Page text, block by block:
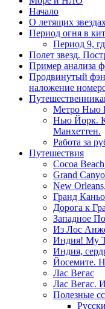
Начало
О летящих
Период огня в
Период 9,
Полет звезд.
Пример анализа
Продвинутый
наложение
Метро Нью
Нью Йорк.
Манхеттен.
Работа за
Путешествия
Cocoa
Grand
New
Гранд
Дорога к
Западное
Из Лос
Индия! My
Индия,
Йосемите.
Лас Вегас
Лас Вегас.
Полезные